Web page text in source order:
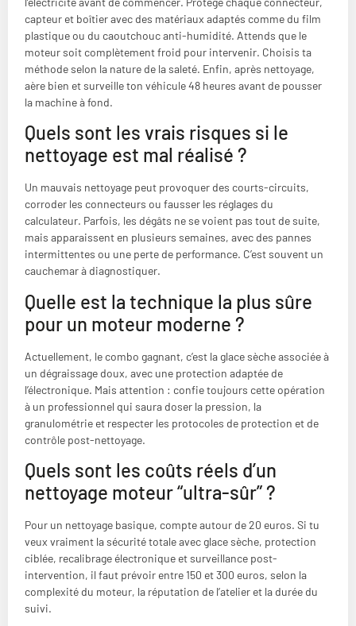
capteur et boîtier avec des matériaux adaptés comme du film
plastique ou du caoutchouc anti-humidité. Attends que le
moteur soit complètement froid pour intervenir. Choisis ta
méthode selon la nature de la saleté. Enfin, après nettoyage,
aère bien et surveille ton véhicule 48 heures avant de pousser
la machine à fond.
Quels sont les vrais risques si le
nettoyage est mal réalisé ?
Un mauvais nettoyage peut provoquer des courts-circuits,
corroder les connecteurs ou fausser les réglages du
calculateur. Parfois, les dégâts ne se voient pas tout de suite,
mais apparaissent en plusieurs semaines, avec des pannes
intermittentes ou une perte de performance. C’est souvent un
cauchemar à diagnostiquer.
Quelle est la technique la plus sûre
pour un moteur moderne ?
Actuellement, le combo gagnant, c’est la glace sèche associée à
un dégraissage doux, avec une protection adaptée de
l’électronique. Mais attention : confie toujours cette opération
à un professionnel qui saura doser la pression, la
granulométrie et respecter les protocoles de protection et de
contrôle post-nettoyage.
Quels sont les coûts réels d’un
nettoyage moteur “ultra-sûr” ?
Pour un nettoyage basique, compte autour de 20 euros. Si tu
veux vraiment la sécurité totale avec glace sèche, protection
ciblée, recalibrage électronique et surveillance post-
intervention, il faut prévoir entre 150 et 300 euros, selon la
complexité du moteur, la réputation de l’atelier et la durée du
suivi.